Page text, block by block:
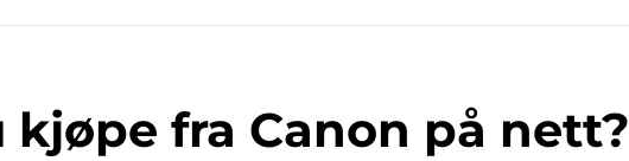
fra Canon på nett?